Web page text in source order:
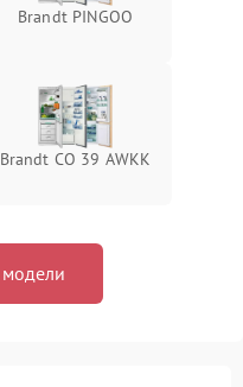
Brandt PINGOO
Brandt CO 39 AWKK
модели